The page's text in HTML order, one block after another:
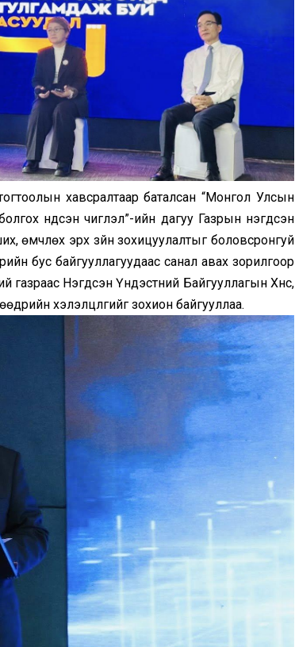
хавсралтаар баталсан “Монгол Улсын
үндсэн чиглэл”-ийн дагуу Газрын нэгдсэн
өмчлөх эрх зүйн зохицуулалтыг боловсронгуй
бус байгууллагуудаас санал авах зорилгоор
газраас Нэгдсэн Үндэстний Байгууллагын Хүнс,
хэлэлцүүлгийг зохион байгууллаа.